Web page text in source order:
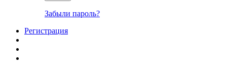
Забыли пароль?
Регистрация